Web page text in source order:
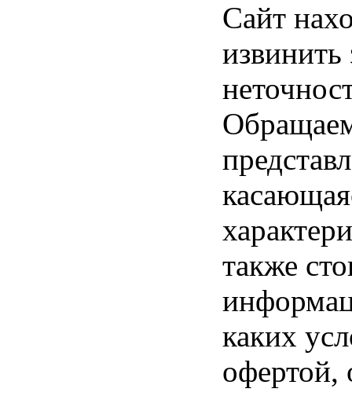
Сайт
также
каких
офертой,